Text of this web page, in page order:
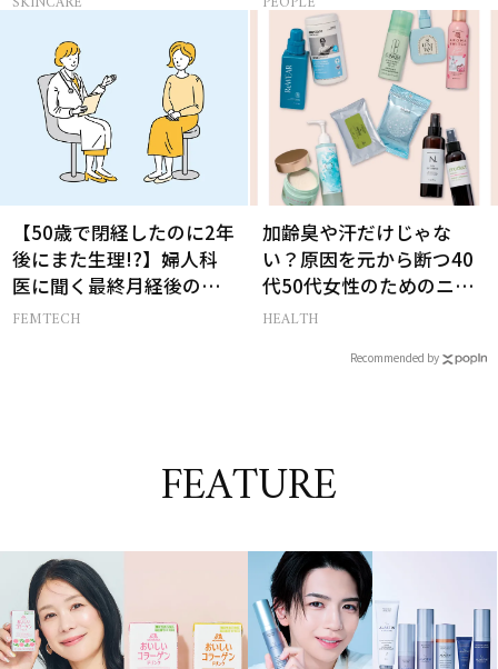
生って？
【50歳で閉経したのに2年
後にまた生理!?】婦人科
医に聞く最終月経後の出
血の対処法
FEMTECH
加齢臭や汗だけじゃな
い？原因を元から断つ40
代50代女性のためのニオ
イケア
HEALTH
Recommended by
FEATURE